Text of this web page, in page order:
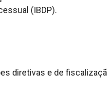
(IBDP).
diretivas e de